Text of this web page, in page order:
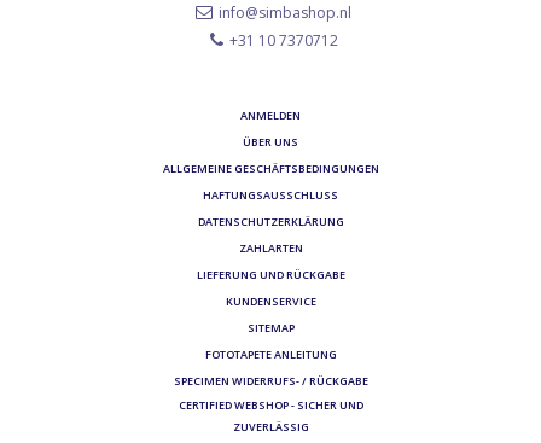
info@simbashop.nl
+31 10 7370712
ANMELDEN
ÜBER UNS
ALLGEMEINE GESCHÄFTSBEDINGUNGEN
HAFTUNGSAUSSCHLUSS
DATENSCHUTZERKLÄRUNG
ZAHLARTEN
LIEFERUNG UND RÜCKGABE
KUNDENSERVICE
SITEMAP
FOTOTAPETE ANLEITUNG
SPECIMEN WIDERRUFS- / RÜCKGABE
CERTIFIED WEBSHOP - SICHER UND
ZUVERLÄSSIG